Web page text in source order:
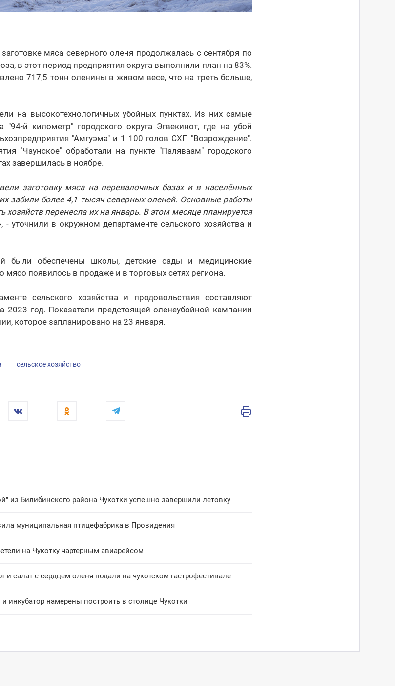
мяса северного оленя продолжалась с сентября по
в этот период предприятия округа выполнили план на 83%.
717,5 тонн оленины в живом весе, что на треть больше,
на высокотехнологичных убойных пунктах. Из них самые
"94-й километр" городского округа Эгвекинот, где на убой
"Амгуэма" и 1 100 голов СХП "Возрождение".
"Чаунское" обработали на пункте "Паляваам" городского
завершилась в ноябре.
заготовку мяса на перевалочных базах и в населённых
забили более 4,1 тысяч северных оленей. Основные работы
хозяйств перенесла их на январь. В этом месяце планируется
- уточнили в окружном департаменте сельского хозяйства и
были обеспечены школы, детские сады и медицинские
мясо появилось в продаже и в торговых сетях региона.
сельского хозяйства и продовольствия составляют
2023 год. Показатели предстоящей оленеубойной кампании
которое запланировано на 23 января.
сельское хозяйство
из Билибинского района Чукотки успешно завершили летовку
муниципальная птицефабрика в Провидения
на Чукотку чартерным авиарейсом
и салат с сердцем оленя подали на чукотском гастрофестивале
инкубатор намерены построить в столице Чукотки